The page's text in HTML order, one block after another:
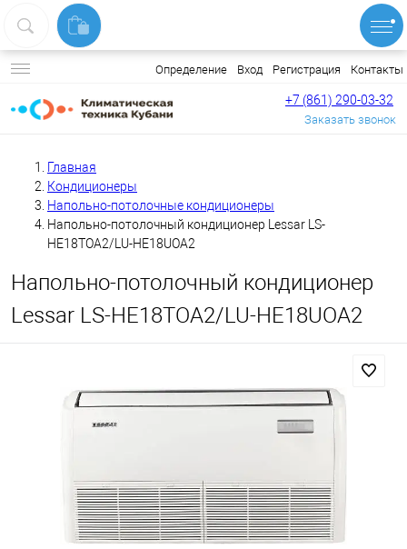
Определение Вход Регистрация Контакты
+7 (861) 290-03-32
Заказать звонок
Главная
Кондиционеры
Напольно-потолочные кондиционеры
Напольно-потолочный кондиционер Lessar LS-
HE18TOA2/LU-HE18UOA2
Напольно-потолочный кондиционер
Lessar LS-HE18TOA2/LU-HE18UOA2